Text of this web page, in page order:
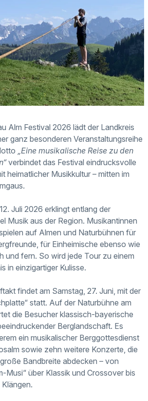
Alm Festival 2026 lädt der Landkreis
ganz besonderen Veranstaltungsreihe
„Eine musikalische Reise zu den
verbindet das Festival eindrucksvolle
heimatlicher Musikkultur – mitten im
Juli 2026 erklingt entlang der
Musik aus der Region. Musikantinnen
auf Almen und Naturbühnen für
für Einheimische ebenso wie
und fern. So wird jede Tour zu einem
in einzigartiger Kulisse.
findet am Samstag, 27. Juni, mit der
statt. Auf der Naturbühne am
die Besucher klassisch-bayerische
Berglandschaft. Es
ein musikalischer Berggottesdienst
sowie zehn weitere Konzerte, die
Bandbreite abdecken – von
Musi“ über Klassik und Crossover bis